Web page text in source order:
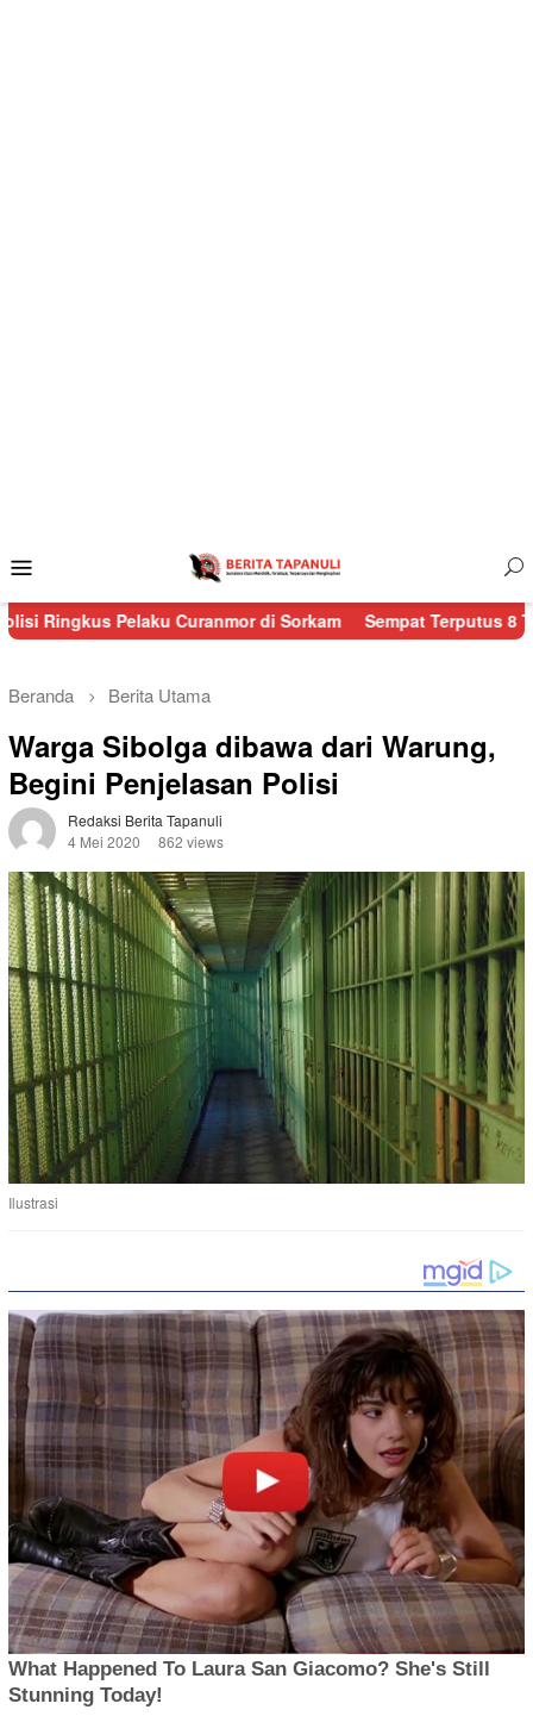
Mobile
Curanmor di Sorkam Sempat Terputus 8 Titik, Jalur
Beranda Berita Utama
Warga Sibolga dibawa dari Warung,
Begini Penjelasan Polisi
Redaksi Berita Tapanuli
4 Mei 2020
862 views
Ilustrasi